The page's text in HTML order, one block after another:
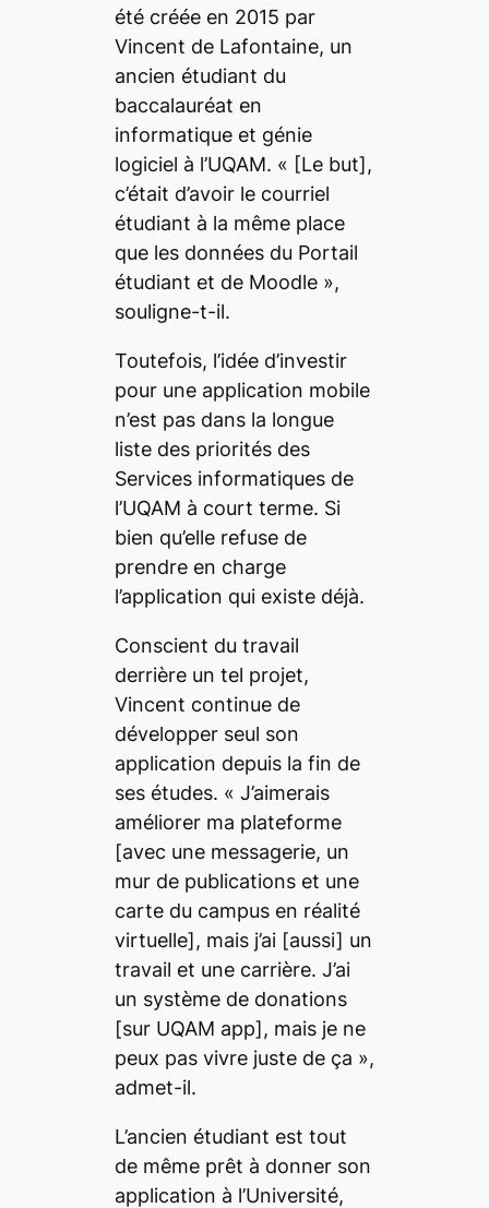
été créée en 2015 par
Vincent de Lafontaine, un
ancien étudiant du
baccalauréat en
informatique et génie
logiciel à l’UQAM. « [Le but],
c’était d’avoir le courriel
étudiant à la même place
que les données du Portail
étudiant et de Moodle »,
souligne-t-il.
Toutefois, l’idée d’investir
pour une application mobile
n’est pas dans la longue
liste des priorités des
Services informatiques de
l’UQAM à court terme. Si
bien qu’elle refuse de
prendre en charge
l’application qui existe déjà.
Conscient du travail
derrière un tel projet,
Vincent continue de
développer seul son
application depuis la fin de
ses études. « J’aimerais
améliorer ma plateforme
[avec une messagerie, un
mur de publications et une
carte du campus en réalité
virtuelle], mais j’ai [aussi] un
travail et une carrière. J’ai
un système de donations
[sur UQAM app], mais je ne
peux pas vivre juste de ça »,
admet-il.
L’ancien étudiant est tout
de même prêt à donner son
application à l’Université,